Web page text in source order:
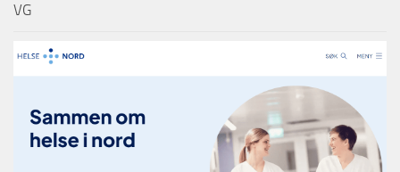
VG